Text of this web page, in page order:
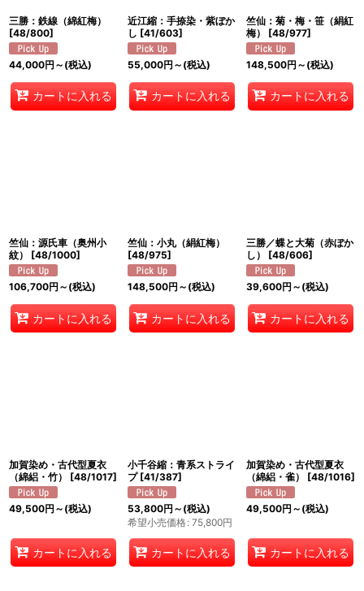
三勝：鉄線（綿紅梅）
[48/800]
44,000円 ～ (税込)
カートに入れる
近江縮：手捺染・紫ぼか
し [41/603]
55,000円 ～ (税込)
カートに入れる
竺仙：菊・梅・笹（絹紅
梅）
[48/977]
148,500円 ～ (税込)
カートに入れる
竺仙：源氏車（奥州小
紋）
[48/1000]
106,700円 ～ (税込)
カートに入れる
竺仙：小丸（絹紅梅）
[48/975]
148,500円 ～ (税込)
カートに入れる
三勝／蝶と大菊（赤ぼか
し）
[48/606]
39,600円 ～ (税込)
カートに入れる
加賀染め・古代型夏衣
（綿絽・竹）
[48/1017]
49,500円 ～ (税込)
カートに入れる
小千谷縮：青系ストライ
プ [41/387]
53,800円 ～ (税込)
希望小売価格: 75,800円
カートに入れる
加賀染め・古代型夏衣
（綿絽・雀）
[48/1016]
49,500円 ～ (税込)
カートに入れる